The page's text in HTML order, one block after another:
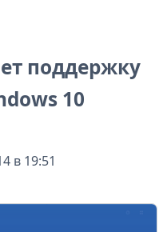
поддержку
10
в 19:51